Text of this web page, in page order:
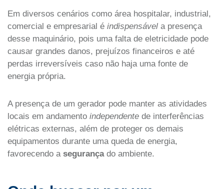
Em diversos cenários como área hospitalar, industrial,
comercial e empresarial é indispensável a presença
desse maquinário, pois uma falta de eletricidade pode
causar grandes danos, prejuízos financeiros e até
perdas irreversíveis caso não haja uma fonte de
energia própria.
A presença de um gerador pode manter as atividades
locais em andamento independente de interferências
elétricas externas, além de proteger os demais
equipamentos durante uma queda de energia,
favorecendo a segurançado ambiente.